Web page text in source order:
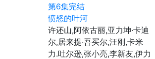
第6集完结
愤怒的叶河
许还山,阿依古丽,亚力坤·卡迪
尔,居来提·吾买尔,汪刚,卡米
力.吐尔逊,张小亮,李新友,伊力